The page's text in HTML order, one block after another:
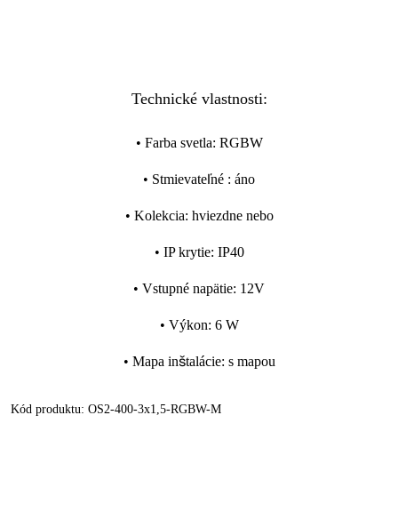
Technické vlastnosti:
• Farba svetla: RGBW
• Stmievateľné : áno
• Kolekcia: hviezdne nebo
• IP krytie: IP40
• Vstupné napätie: 12V
• Výkon: 6 W
• Mapa inštalácie: s mapou
Kód produktu: OS2-400-3x1,5-RGBW-M